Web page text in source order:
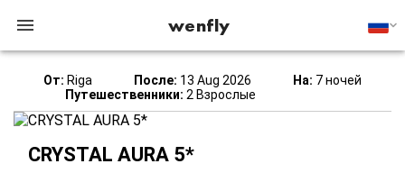
wenfly
От: Riga После: 13 Aug 2026 На: 7 ночей
Путешественники: 2 Взрослые
CRYSTAL AURA 5*